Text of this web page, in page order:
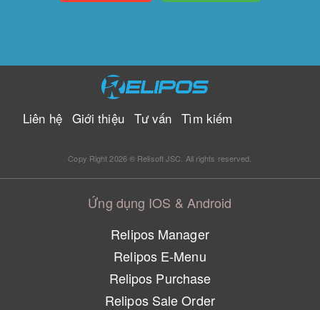
Liên hệ Giới thiệu Tư vấn Tìm kiếm
Copy Right 2026 ® Relisoft JSC. All rights reserved.
Ứng dụng IOS & Android
Relipos Manager
Relipos E-Menu
Relipos Purchase
Relipos Sale Order